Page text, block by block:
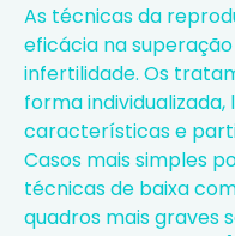
As técnicas da
eficácia na
infertilidade. Os
forma
características e
Casos mais simples
técnicas de baixa
quadros mais graves